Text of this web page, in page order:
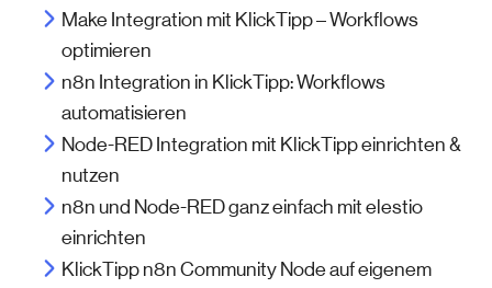
Make Integration mit KlickTipp – Workflows
optimieren
n8n Integration in KlickTipp: Workflows
automatisieren
Node-RED Integration mit KlickTipp einrichten &
nutzen
n8n und Node-RED ganz einfach mit elestio
einrichten
KlickTipp n8n Community Node auf eigenem